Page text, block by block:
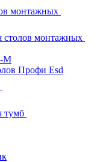
монтажных
столов монтажных
М
Профи Esd
тумб